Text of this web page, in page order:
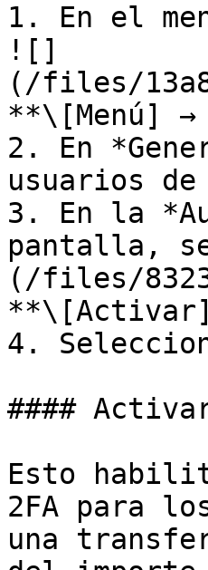
1. En el
![]
(/files/
**\[Menú]
2. En
usuarios
3. En la
pantalla,
(/files/
4.
####
Esto
2FA para
una